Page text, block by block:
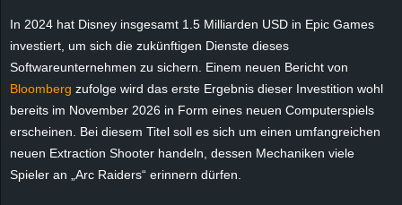
In 2024 hat Disney insgesamt 1.5 Milliarden USD in Epic Games
investiert, um sich die zukünftigen Dienste dieses
Softwareunternehmen zu sichern. Einem neuen Bericht von
Bloomberg zufolge wird das erste Ergebnis dieser Investition wohl
bereits im November 2026 in Form eines neuen Computerspiels
erscheinen. Bei diesem Titel soll es sich um einen umfangreichen
neuen Extraction Shooter handeln, dessen Mechaniken viele
Spieler an „Arc Raiders“ erinnern dürfen.